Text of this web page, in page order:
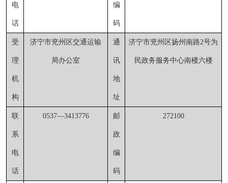
电
话
编
码
受
理
机
构
济宁市兖州区交通运输
局办公室
通
讯
地
址
济宁市兖州区扬州南路2号为
民政务服务中心南楼六楼
联
系
电
话
0537—3413776 邮
政
编
码
272100